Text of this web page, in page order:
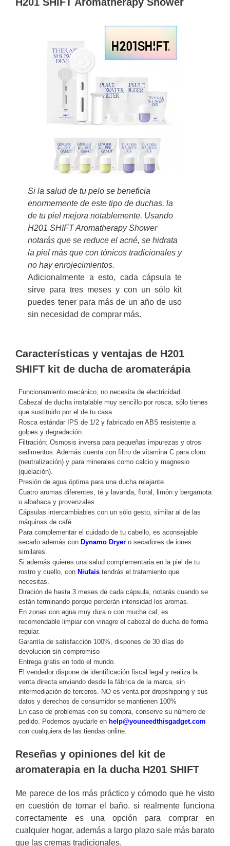
Si la salud de tu pelo se beneficia
enormemente de este tipo de duchas, la
de tu piel mejora notablemente. Usando
H201 SHIFT Aromatherapy Shower
notarás que se reduce el acné, se hidrata
la piel más que con tónicos tradicionales y
no hay enrojecimientos.
Adicionalmente a esto, cada cápsula te
sirve para tres meses y con un sólo kit
puedes tener para más de un año de uso
sin necesidad de comprar más.
Características y ventajas de H201
SHIFT kit de ducha de aromaterápia
Funcionamiento mecánico, no necesita de electricidad.
Cabezal de ducha instalable muy sencillo por rosca, sólo tienes
que sustituirlo por el de tu casa.
Rosca estándar IPS de 1/2 y fabricado en ABS resistente a
golpes y degradación.
Filtración: Osmosis inversa para pequeñas impurezas y otros
sedimentos. Además cuenta con filtro de vitamina C para cloro
(neutralización) y para minerales como calcio y magnesio
(quelación).
Presión de agua óptima para una ducha relajante.
Cuatro aromas diferentes, té y lavanda, floral, limón y bergamota
o albahaca y provenzales.
Cápsulas intercambiables con un sólo gesto, similar al de las
máquinas de café.
Para complementar el cuidado de tu cabello, es aconsejable
secarlo además con Dynamo Dryer o secadores de iones
similares.
Si además quieres una salud complementaria en la piel de tu
rostro y cuello, con Niufais tendrás el tratamiento que
necesitas.
Diración de hasta 3 meses de cada cápsula, notarás cuando se
están terminando porque perderán intensidad los aromas.
En zonas con agua muy dura o con mucha cal, es
recomendable limpiar con vinagre el cabezal de ducha de forma
regular.
Garantía de satisfacción 100%, dispones de 30 días de
devolución sin compromiso
Entrega gratis en todo el mundo.
El vendedor dispone de identificación fiscal legal y realiza la
venta directa enviando desde la fábrica de la marca, sin
intermediación de terceros. NO es venta por dropshipping y sus
datos y derechos de consumidor se mantienen 100%
En caso de problemas con su compra, conserve su número de
pedido. Podemos ayudarle en help@youneedthisgadget.com
con cualquiera de las tiendas online.
Reseñas y opiniones del kit de
aromaterapia en la ducha H201 SHIFT
Me parece de los más práctico y cómodo que he visto
en cuestión de tomar el baño. si realmente funciona
correctamente es una opción para comprar en
cualquier hogar, además a largo plazo sale más barato
que las cremas tradicionales.